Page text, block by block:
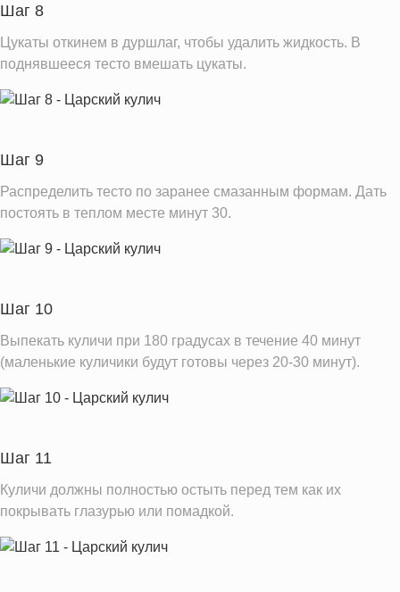
Шаг 8
Цукаты откинем в дуршлаг, чтобы удалить жидкость. В
поднявшееся тесто вмешать цукаты.
Шаг 9
Распределить тесто по заранее смазанным формам. Дать
постоять в теплом месте минут 30.
Шаг 10
Выпекать куличи при 180 градусах в течение 40 минут
(маленькие куличики будут готовы через 20-30 минут).
Шаг 11
Куличи должны полностью остыть перед тем как их
покрывать глазурью или помадкой.